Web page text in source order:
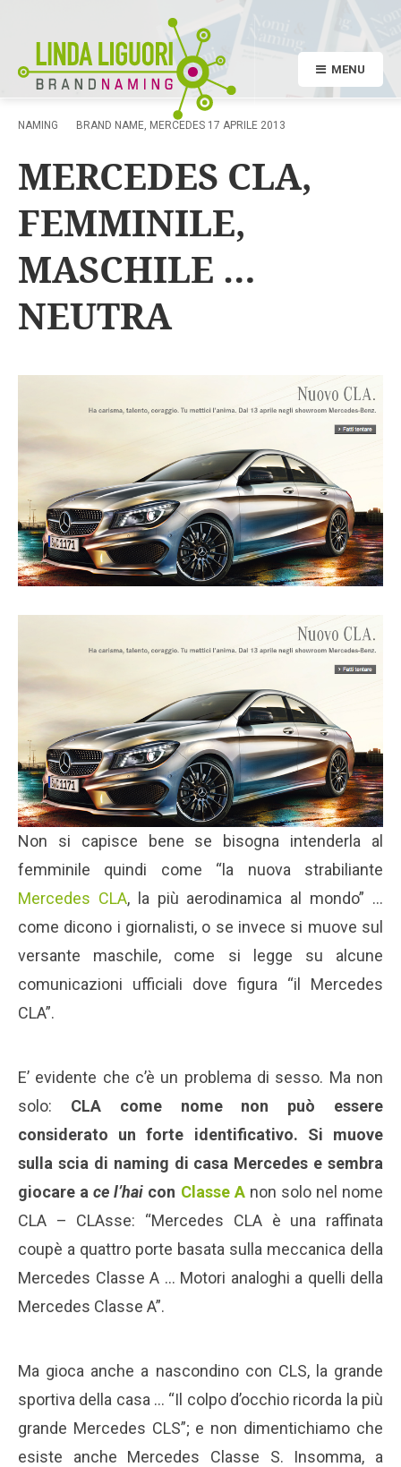
MENU
NAMING BRAND NAME, MERCEDES 17 APRILE 2013
MERCEDES CLA,
FEMMINILE,
MASCHILE …
NEUTRA
Non si capisce bene se bisogna intenderla al
femminile quindi come “la nuova strabiliante
Mercedes CLA, la più aerodinamica al mondo” …
come dicono i giornalisti, o se invece si muove sul
versante maschile, come si legge su alcune
comunicazioni ufficiali dove figura “il Mercedes
CLA”.
E’ evidente che c’è un problema di sesso. Ma non
solo: CLA come nome non può essere
considerato un forte identificativo. Si muove
sulla scia di naming di casa Mercedes e sembra
giocare ace l’hai con Classe A non solo nel nome
CLA – CLAsse: “Mercedes CLA è una raffinata
coupè a quattro porte basata sulla meccanica della
Mercedes Classe A … Motori analoghi a quelli della
Mercedes Classe A”.
Ma gioca anche a nascondino con CLS, la grande
sportiva della casa … “Il colpo d’occhio ricorda la più
grande Mercedes CLS”; e non dimentichiamo che
esiste anche Mercedes Classe S. Insomma, a